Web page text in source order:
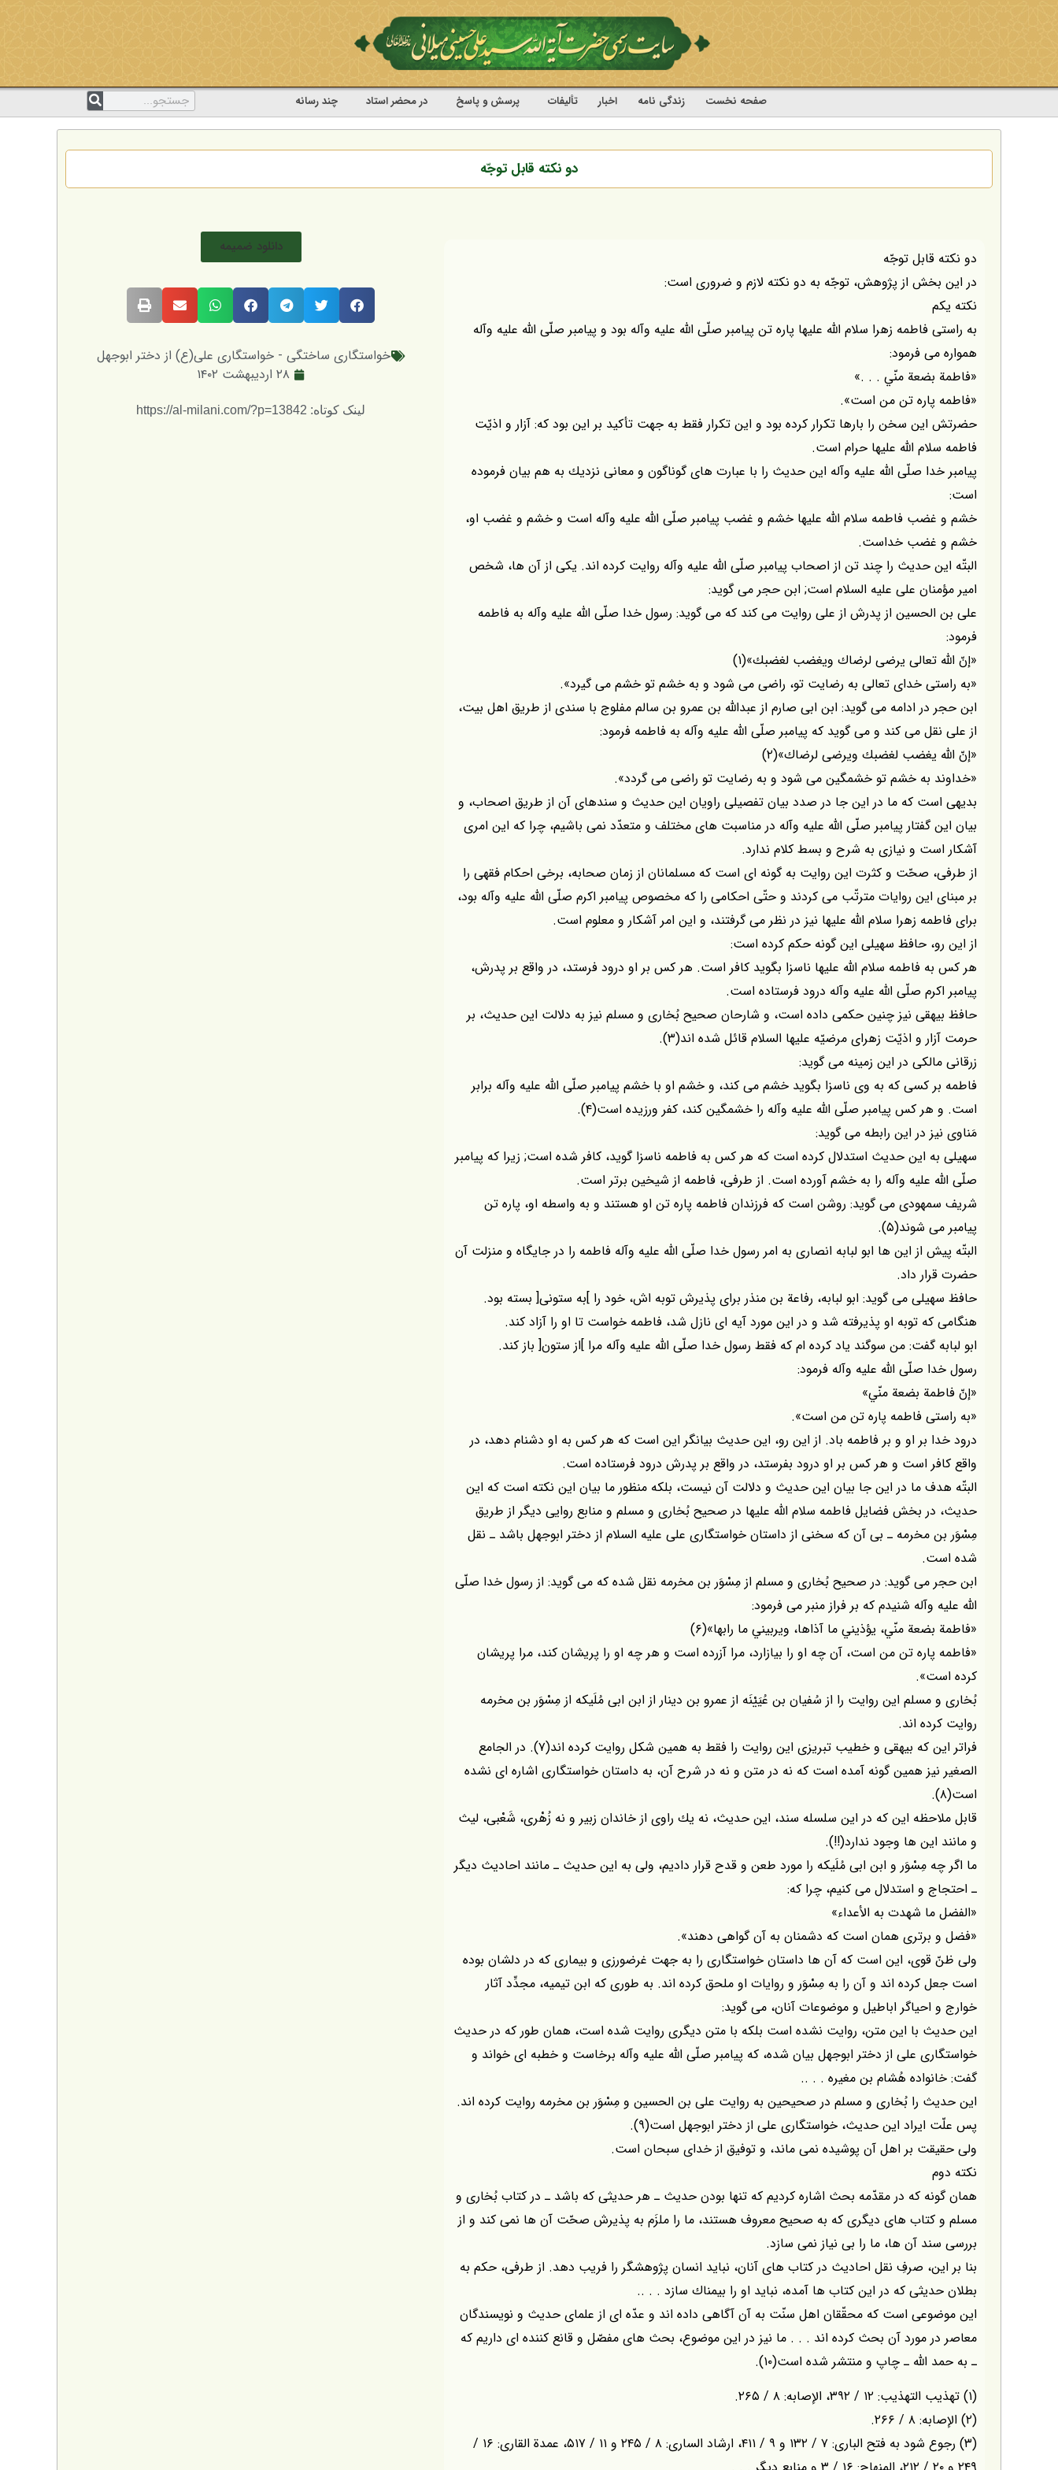
صفحه نخست زندگی نامه اخبار تألیفات پرسش و پاسخ در محضر استاد چند رسانه
دو نكته قابل توجّه
دو نكته قابل توجّه
در اين بخش از پژوهش، توجّه به دو نكته لازم و ضرورى است:
نكته يكم
به راستى فاطمه زهرا سلام اللّه عليها پاره تن پيامبر صلّى اللّه عليه وآله بود و پيامبر صلّى اللّه عليه وآله
همواره مى فرمود:
«فاطمة بضعة منّي . . .»
«فاطمه پاره تن من است».
حضرتش اين سخن را بارها تكرار كرده بود و اين تكرار فقط به جهت تأكيد بر اين بود كه: آزار و اذيّت
فاطمه سلام اللّه عليها حرام است.
پيامبر خدا صلّى اللّه عليه وآله اين حديث را با عبارت هاى گوناگون و معانى نزديك به هم بيان فرموده
است:
خشم و غضب فاطمه سلام اللّه عليها خشم و غضب پيامبر صلّى اللّه عليه وآله است و خشم و غضب او،
خشم و غضب خداست.
البتّه اين حديث را چند تن از اصحاب پيامبر صلّى اللّه عليه وآله روايت كرده اند. يكى از آن ها، شخص
امير مؤمنان على عليه السلام است; ابن حجر مى گويد:
على بن الحسين از پدرش از على روايت مى كند كه مى گويد: رسول خدا صلّى اللّه عليه وآله به فاطمه
فرمود:
«إنّ اللّه تعالى يرضى لرضاك ويغضب لغضبك»(۱)
«به راستى خداى تعالى به رضايت تو، راضى مى شود و به خشم تو خشم مى گيرد».
ابن حجر در ادامه مى گويد: ابن ابى صارم از عبداللّه بن عمرو بن سالم مفلوج با سندى از طريق اهل بيت،
از على نقل مى كند و مى گويد كه پيامبر صلّى اللّه عليه وآله به فاطمه فرمود:
«إنّ اللّه يغضب لغضبك ويرضى لرضاك»(۲)
«خداوند به خشم تو خشمگين مى شود و به رضايت تو راضى مى گردد».
بديهى است كه ما در اين جا در صدد بيان تفصيلى راويان اين حديث و سندهاى آن از طريق اصحاب، و
بيان اين گفتار پيامبر صلّى اللّه عليه وآله در مناسبت هاى مختلف و متعدّد نمى باشيم، چرا كه اين امرى
آشكار است و نيازى به شرح و بسط كلام ندارد.
از طرفى، صحّت و كثرت اين روايت به گونه اى است كه مسلمانان از زمان صحابه، برخى احكام فقهى را
بر مبناى اين روايات مترتّب مى كردند و حتّى احكامى را كه مخصوص پيامبر اكرم صلّى اللّه عليه وآله بود،
براى فاطمه زهرا سلام اللّه عليها نيز در نظر مى گرفتند، و اين امر آشكار و معلوم است.
از اين رو، حافظ سهيلى اين گونه حكم كرده است:
هر كس به فاطمه سلام اللّه عليها ناسزا بگويد كافر است. هر كس بر او درود فرستد، در واقع بر پدرش،
پيامبر اكرم صلّى اللّه عليه وآله درود فرستاده است.
حافظ بيهقى نيز چنين حكمى داده است، و شارحان صحيح بُخارى و مسلم نيز به دلالت اين حديث، بر
حرمت آزار و اذيّت زهراى مرضيّه عليها السلام قائل شده اند(۳).
زرقانى مالكى در اين زمينه مى گويد:
فاطمه بر كسى كه به وى ناسزا بگويد خشم مى كند، و خشم او با خشم پيامبر صلّى اللّه عليه وآله برابر
است. و هر كس پيامبر صلّى اللّه عليه وآله را خشمگين كند، كفر ورزيده است(۴).
مَناوى نيز در اين رابطه مى گويد:
سهيلى به اين حديث استدلال كرده است كه هر كس به فاطمه ناسزا گويد، كافر شده است; زيرا كه پيامبر
صلّى اللّه عليه وآله را به خشم آورده است. از طرفى، فاطمه از شيخين برتر است.
شريف سمهودى مى گويد: روشن است كه فرزندان فاطمه پاره تن او هستند و به واسطه او، پاره تن
پيامبر مى شوند(۵).
البتّه پيش از اين ها ابو لبابه انصارى به امر رسول خدا صلّى اللّه عليه وآله فاطمه را در جايگاه و منزلت آن
حضرت قرار داد.
حافظ سهيلى مى گويد: ابو لبابه، رفاعة بن منذر براى پذيرش توبه اش، خود را ]به ستونى[ بسته بود.
هنگامى كه توبه او پذيرفته شد و در اين مورد آيه اى نازل شد، فاطمه خواست تا او را آزاد كند.
ابو لبابه گفت: من سوگند ياد كرده ام كه فقط رسول خدا صلّى اللّه عليه وآله مرا ]از ستون[ باز كند.
رسول خدا صلّى اللّه عليه وآله فرمود:
«إنّ فاطمة بضعة منّي»
«به راستى فاطمه پاره تن من است».
درود خدا بر او و بر فاطمه باد. از اين رو، اين حديث بيانگر اين است كه هر كس به او دشنام دهد، در
واقع كافر است و هر كس بر او درود بفرستد، در واقع بر پدرش درود فرستاده است.
البتّه هدف ما در اين جا بيان اين حديث و دلالت آن نيست، بلكه منظور ما بيان اين نكته است كه اين
حديث، در بخش فضايل فاطمه سلام اللّه عليها در صحيح بُخارى و مسلم و منابع روايى ديگر از طريق
مِسْوَر بن مخرمه ـ بى آن كه سخنى از داستان خواستگارى على عليه السلام از دختر ابوجهل باشد ـ نقل
شده است.
ابن حجر مى گويد: در صحيح بُخارى و مسلم از مِسْوَر بن مخرمه نقل شده كه مى گويد: از رسول خدا صلّى
اللّه عليه وآله شنيدم كه بر فراز منبر مى فرمود:
«فاطمة بضعة منّي، يؤذيني ما آذاها، ويربيني ما رابها»(۶)
«فاطمه پاره تن من است، آن چه او را بيازارد، مرا آزرده است و هر چه او را پريشان كند، مرا پريشان
كرده است».
بُخارى و مسلم اين روايت را از سُفيان بن عُيَيْنَه از عمرو بن دينار از ابن ابى مُلَيكه از مِسْوَر بن مخرمه
روايت كرده اند.
فراتر اين كه بيهقى و خطيب تبريزى اين روايت را فقط به همين شكل روايت كرده اند(۷). در الجامع
الصغير نيز همين گونه آمده است كه نه در متن و نه در شرح آن، به داستان خواستگارى اشاره اى نشده
است(۸).
قابل ملاحظه اين كه در اين سلسله سند، اين حديث، نه يك راوى از خاندان زبير و نه زُهْرى، شَعْبى، ليث
و مانند اين ها وجود ندارد(!!).
ما اگر چه مِسْوَر و ابن ابى مُلَيكه را مورد طعن و قدح قرار داديم، ولى به اين حديث ـ مانند احاديث ديگر
ـ احتجاج و استدلال مى كنيم، چرا كه:
«الفضل ما شهدت به الأعداء»
«فضل و برترى همان است كه دشمنان به آن گواهى دهند».
ولى ظنّ قوى، اين است كه آن ها داستان خواستگارى را به جهت غرضورزى و بيمارى كه در دلشان بوده
است جعل كرده اند و آن را به مِسْوَر و روايات او ملحق كرده اند. به طورى كه ابن تيميه، مجدِّد آثار
خوارج و احياگر اباطيل و موضوعات آنان، مى گويد:
اين حديث با اين متن، روايت نشده است بلكه با متن ديگرى روايت شده است، همان طور كه در حديث
خواستگارى على از دختر ابوجهل بيان شده، كه پيامبر صلّى اللّه عليه وآله برخاست و خطبه اى خواند و
گفت: خانواده هُشام بن مغيره . . ..
اين حديث را بُخارى و مسلم در صحيحين به روايت على بن الحسين و مِسْوَر بن مخرمه روايت كرده اند.
پس علّت ايراد اين حديث، خواستگارى على از دختر ابوجهل است(۹).
ولى حقيقت بر اهل آن پوشيده نمى ماند، و توفيق از خداى سبحان است.
نكته دوم
همان گونه كه در مقدّمه بحث اشاره كرديم كه تنها بودن حديث ـ هر حديثى كه باشد ـ در كتاب بُخارى و
مسلم و كتاب هاى ديگرى كه به صحيح معروف هستند، ما را ملزَم به پذيرش صحّت آن ها نمى كند و از
بررسى سند آن ها، ما را بى نياز نمى سازد.
بنا بر اين، صرفِ نقل احاديث در كتاب هاى آنان، نبايد انسان پژوهشگر را فريب دهد. از طرفى، حكم به
بطلان حديثى كه در اين كتاب ها آمده، نبايد او را بيمناك سازد . . ..
اين موضوعى است كه محقّقان اهل سنّت به آن آگاهى داده اند و عدّه اى از علماى حديث و نويسندگان
معاصر در مورد آن بحث كرده اند . . . ما نيز در اين موضوع، بحث هاى مفصّل و قانع كننده اى داريم كه
ـ به حمد اللّه ـ چاپ و منتشر شده است(۱۰).
(۱) تهذيب التهذيب: ۱۲ / ۳۹۲، الإصابه: ۸ / ۲۶۵.
(۲) الإصابه: ۸ / ۲۶۶.
(۳) رجوع شود به فتح البارى: ۷ / ۱۳۲ و ۹ / ۴۱۱، ارشاد السارى: ۸ / ۲۴۵ و ۱۱ / ۵۱۷، عمدة القارى: ۱۶ /
دانلود ضمیمه
خواستگاری ساختگی - خواستگاری علی(ع) از دختر ابوجهل
۲۸ اردیبهشت ۱۴۰۲
لینک کوتاه: https://al-milani.com/?p=13842